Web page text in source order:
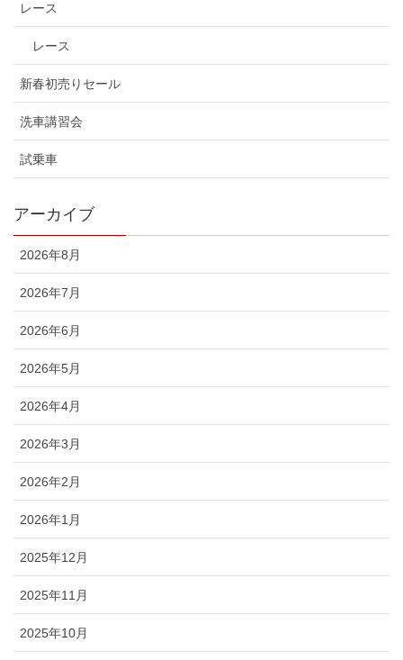
レース
レース
新春初売りセール
洗車講習会
試乗車
アーカイブ
2026年8月
2026年7月
2026年6月
2026年5月
2026年4月
2026年3月
2026年2月
2026年1月
2025年12月
2025年11月
2025年10月